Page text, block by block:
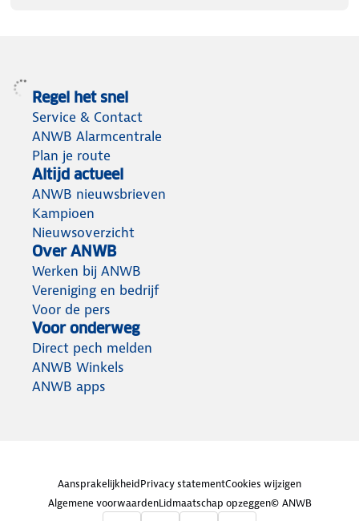
Regel het snel
Service & Contact
ANWB Alarmcentrale
Plan je route
Altijd actueel
ANWB nieuwsbrieven
Kampioen
Nieuwsoverzicht
Over ANWB
Werken bij ANWB
Vereniging en bedrijf
Voor de pers
Voor onderweg
Direct pech melden
ANWB Winkels
ANWB apps
AansprakelijkheidPrivacy statementCookies wijzigen
Algemene voorwaardenLidmaatschap opzeggen© ANWB